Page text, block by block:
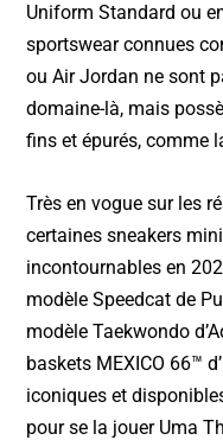
Uniform Standard ou
sportswear connues
ou Air Jordan ne sont
domaine-là, mais
fins et épurés, comme
Très en vogue sur les
certaines sneakers
incontournables en
modèle Speedcat de
modèle Taekwondo
baskets MEXICO 66™
iconiques et
pour se la jouer Uma